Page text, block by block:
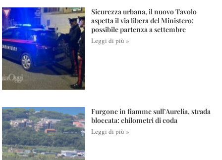
Sicurezza urbana, il nuovo Tavolo
aspetta il via libera del Ministero:
possibile partenza a settembre
Leggi di più »
Furgone in fiamme sull’Aurelia, strada
bloccata: chilometri di coda
Leggi di più »